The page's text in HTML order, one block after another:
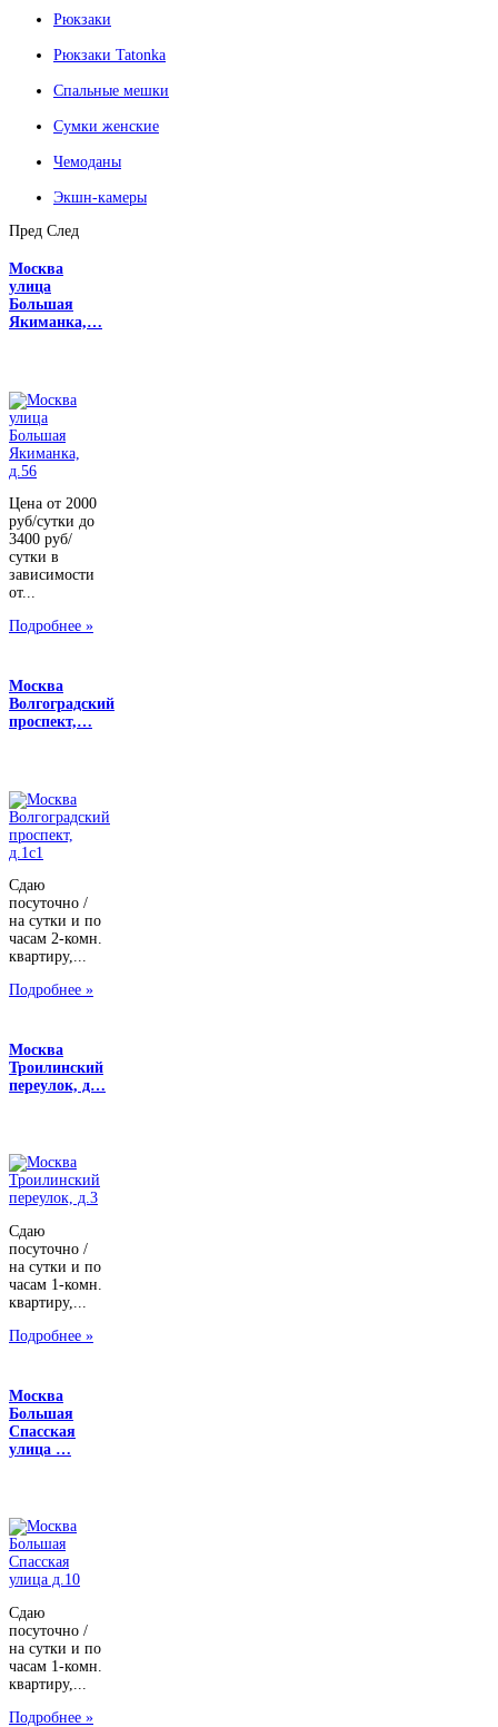
Рюкзаки
Рюкзаки Tatonka
Спальные мешки
Сумки женские
Чемоданы
Экшн-камеры
Пред След
Москва
улица
Большая
Якиманка,…
Цена от 2000
руб/сутки до
3400 руб/
сутки в
зависимости
от...
Подробнее »
Москва
Волгоградский
проспект,…
Сдаю
посуточно /
на сутки и по
часам 2-комн.
квартиру,...
Подробнее »
Москва
Троилинский
переулок, д…
Сдаю
посуточно /
на сутки и по
часам 1-комн.
квартиру,...
Подробнее »
Москва
Большая
Спасская
улица …
Сдаю
посуточно /
на сутки и по
часам 1-комн.
квартиру,...
Подробнее »